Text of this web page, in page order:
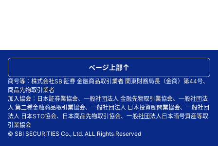
商号等：株式会社SBI証券 金融商品取引業者 関東財務局長（金商）第44号、
商品先物取引業者
加入協会：日本証券業協会、一般社団法人 金融先物取引業協会、一般社団法
人 第二種金融商品取引業協会、一般社団法人 日本投資顧問業協会、一般社団
法人 日本STO協会、日本商品先物取引協会、一般社団法人日本暗号資産等取
引業協会
© SBI SECURITIES Co., Ltd. ALL Rights Reserved
ページ上部